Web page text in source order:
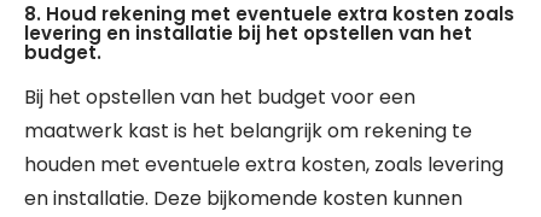
8. Houd rekening met eventuele extra kosten zoals
levering en installatie bij het opstellen van het
budget.
Bij het opstellen van het budget voor een
maatwerk kast is het belangrijk om rekening te
houden met eventuele extra kosten, zoals levering
en installatie. Deze bijkomende kosten kunnen